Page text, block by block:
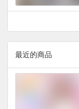
最近的商品